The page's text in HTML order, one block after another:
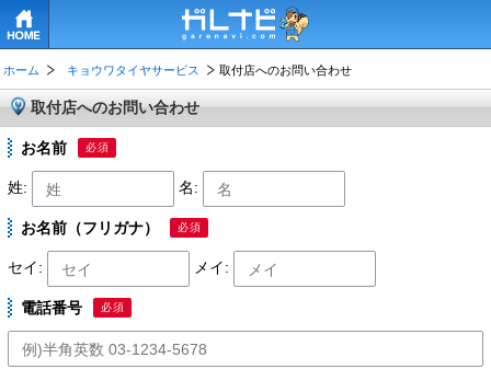
ホーム キョウワタイヤサービス 取付店へのお問い合わせ
取付店へのお問い合わせ
お名前 必須
姓: 名:
お名前（フリガナ） 必須
セイ: メイ:
電話番号 必須